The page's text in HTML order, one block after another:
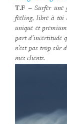
T.F –Surfer une
feeling, libre à toi
unique et
part d’incertitude
n’est pas trop sûr
mes clients.